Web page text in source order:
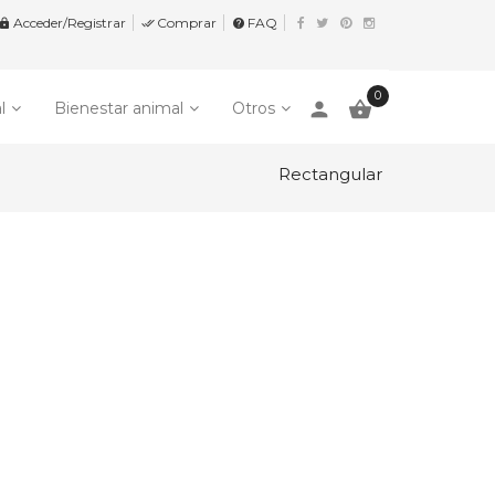
Acceder/Registrar  Comprar help FAQ
Bienestar animal Otros person 
0
Rectangular